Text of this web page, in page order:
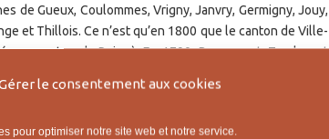
le consentement aux cookies
pour optimiser notre site web et notre service.
de Gueux, Coulommes, Vrigny, Janvry, Germigny, Jouy,
et Thillois. Ce n’est qu’en 1800 que le canton de Ville-
au canton de Reims). En 1790, Branscourt, Treslon et
au canton de Chaumuzy ; Champigny au
regroupement de communes. Elles appartiennent en